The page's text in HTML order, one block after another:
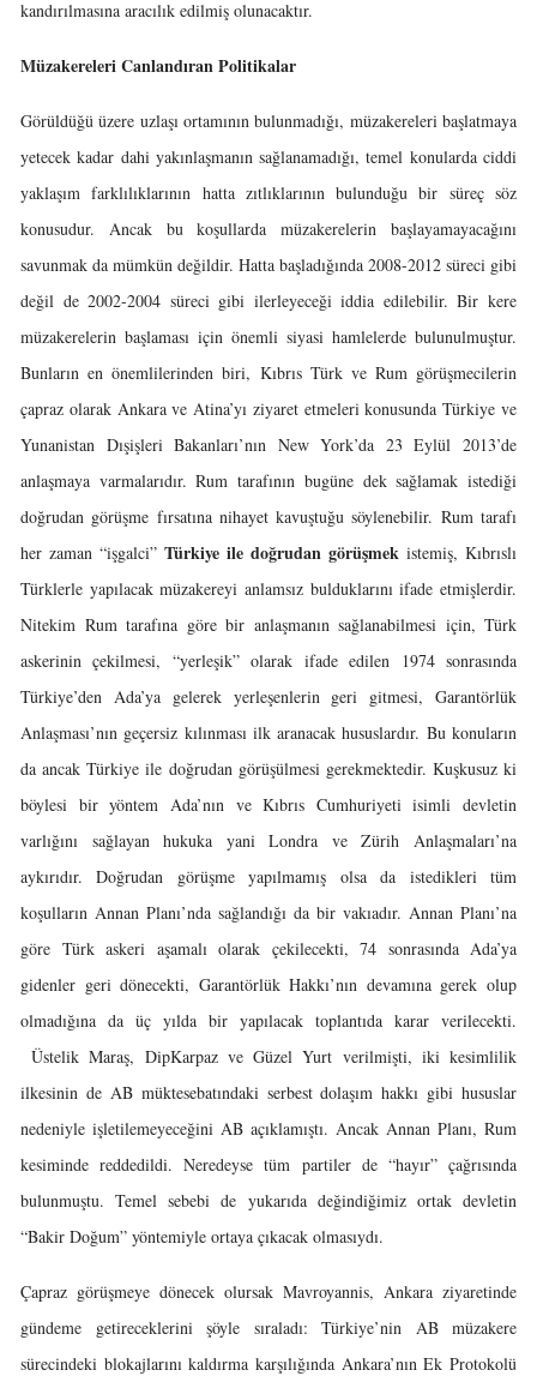
kandırılmasına aracılık edilmiş olunacaktır.
Müzakereleri Canlandıran Politikalar
Görüldüğü üzere uzlaşı ortamının bulunmadığı, müzakereleri başlatmaya
yetecek kadar dahi yakınlaşmanın sağlanamadığı, temel konularda ciddi
yaklaşım farklılıklarının hatta zıtlıklarının bulunduğu bir süreç söz
konusudur. Ancak bu koşullarda müzakerelerin başlayamayacağını
savunmak da mümkün değildir. Hatta başladığında 2008-2012 süreci gibi
değil de 2002-2004 süreci gibi ilerleyeceği iddia edilebilir. Bir kere
müzakerelerin başlaması için önemli siyasi hamlelerde bulunulmuştur.
Bunların en önemlilerinden biri, Kıbrıs Türk ve Rum görüşmecilerin
çapraz olarak Ankara ve Atina’yı ziyaret etmeleri konusunda Türkiye ve
Yunanistan Dışişleri Bakanları’nın New York’da 23 Eylül 2013’de
anlaşmaya varmalarıdır. Rum tarafının bugüne dek sağlamak istediği
doğrudan görüşme fırsatına nihayet kavuştuğu söylenebilir. Rum tarafı
her zaman “işgalci” Türkiye ile doğrudan görüşmek istemiş, Kıbrıslı
Türklerle yapılacak müzakereyi anlamsız bulduklarını ifade etmişlerdir.
Nitekim Rum tarafına göre bir anlaşmanın sağlanabilmesi için, Türk
askerinin çekilmesi, “yerleşik” olarak ifade edilen 1974 sonrasında
Türkiye’den Ada’ya gelerek yerleşenlerin geri gitmesi, Garantörlük
Anlaşması’nın geçersiz kılınması ilk aranacak hususlardır. Bu konuların
da ancak Türkiye ile doğrudan görüşülmesi gerekmektedir. Kuşkusuz ki
böylesi bir yöntem Ada’nın ve Kıbrıs Cumhuriyeti isimli devletin
varlığını sağlayan hukuka yani Londra ve Zürih Anlaşmaları’na
aykırıdır. Doğrudan görüşme yapılmamış olsa da istedikleri tüm
koşulların Annan Planı’nda sağlandığı da bir vakıadır. Annan Planı’na
göre Türk askeri aşamalı olarak çekilecekti, 74 sonrasında Ada’ya
gidenler geri dönecekti, Garantörlük Hakkı’nın devamına gerek olup
olmadığına da üç yılda bir yapılacak toplantıda karar verilecekti.
Üstelik Maraş, DipKarpaz ve Güzel Yurt verilmişti, iki kesimlilik
ilkesinin de AB müktesebatındaki serbest dolaşım hakkı gibi hususlar
nedeniyle işletilemeyeceğini AB açıklamıştı. Ancak Annan Planı, Rum
kesiminde reddedildi. Neredeyse tüm partiler de “hayır” çağrısında
bulunmuştu. Temel sebebi de yukarıda değindiğimiz ortak devletin
“Bakir Doğum” yöntemiyle ortaya çıkacak olmasıydı.
Çapraz görüşmeye dönecek olursak Mavroyannis, Ankara ziyaretinde
gündeme getireceklerini şöyle sıraladı: Türkiye’nin AB müzakere
sürecindeki blokajlarını kaldırma karşılığında Ankara’nın Ek Protokolü